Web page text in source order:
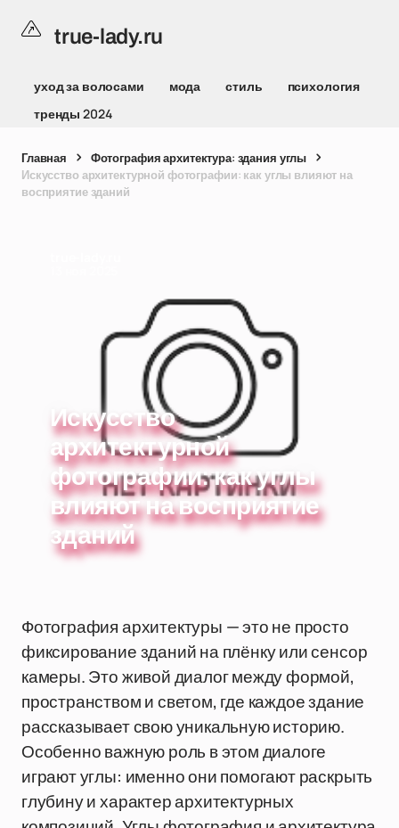
true-lady.ru
уход за волосами мода стиль
психология
тренды 2024
Главная
Фотография архитектура: здания углы
Искусство архитектурной фотографии: как углы влияют на
восприятие зданий
Искусство
архитектурной
фотографии: как углы
влияют на восприятие
зданий
Фотография архитектуры — это не просто
фиксирование зданий на плёнку или сенсор
камеры. Это живой диалог между формой,
пространством и светом, где каждое здание
рассказывает свою уникальную историю.
Особенно важную роль в этом диалоге
играют углы: именно они помогают раскрыть
глубину и характер архитектурных